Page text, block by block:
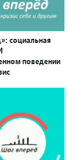
социальная
поведении